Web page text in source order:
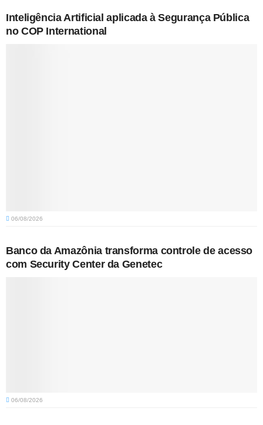
Inteligência Artificial aplicada à Segurança Pública
no COP International
06/08/2026
Banco da Amazônia transforma controle de acesso
com Security Center da Genetec
06/08/2026